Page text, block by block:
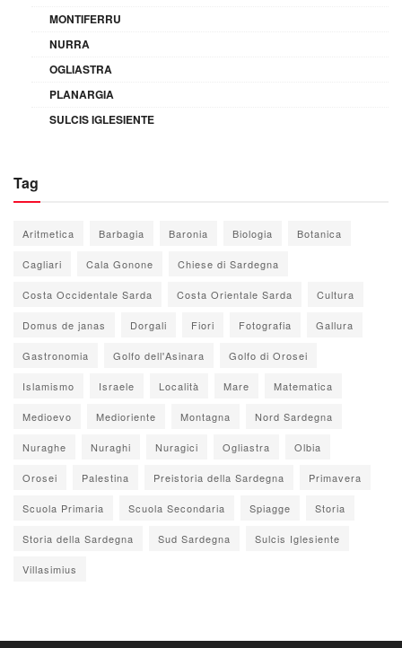
MONTIFERRU
NURRA
OGLIASTRA
PLANARGIA
SULCIS IGLESIENTE
Tag
Aritmetica Barbagia Baronia Biologia Botanica
Cagliari Cala Gonone Chiese di Sardegna
Costa Occidentale Sarda Costa Orientale Sarda Cultura
Domus de janas Dorgali Fiori Fotografia Gallura
Gastronomia Golfo dell'Asinara Golfo di Orosei
Islamismo Israele Località Mare Matematica
Medioevo Medioriente Montagna Nord Sardegna
Nuraghe Nuraghi Nuragici Ogliastra Olbia
Orosei Palestina Preistoria della Sardegna Primavera
Scuola Primaria Scuola Secondaria Spiagge Storia
Storia della Sardegna Sud Sardegna Sulcis Iglesiente
Villasimius